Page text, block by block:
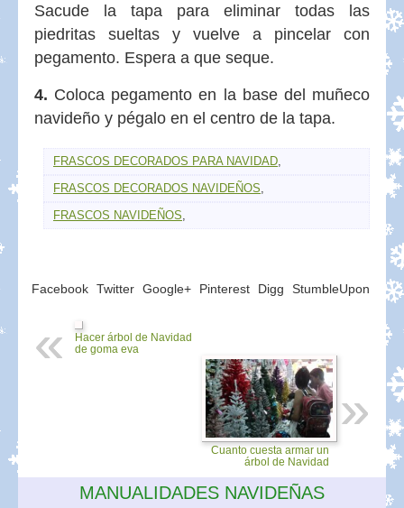
Sacude la tapa para eliminar todas las
piedritas sueltas y vuelve a pincelar con
pegamento. Espera a que seque.
4. Coloca pegamento en la base del muñeco
navideño y pégalo en el centro de la tapa.
FRASCOS DECORADOS PARA NAVIDAD
FRASCOS DECORADOS NAVIDEÑOS
FRASCOS NAVIDEÑOS
Facebook Twitter Google+ Pinterest Digg StumbleUpon
Hacer árbol de Navidad
de goma eva
Cuanto cuesta armar un
árbol de Navidad
MANUALIDADES NAVIDEÑAS